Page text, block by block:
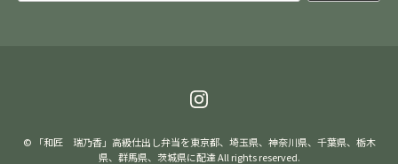
© 「和匠 瑞乃香」高級仕出し弁当を東京都、埼玉県、神奈川県、千葉県、栃木
県、群馬県、茨城県に配達 All rights reserved.